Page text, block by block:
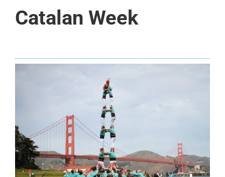
Catalan Week